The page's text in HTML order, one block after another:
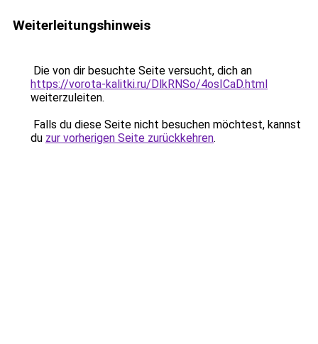
Weiterleitungshinweis
Die von dir besuchte Seite versucht, dich an
https://vorota-kalitki.ru/DlkRNSo/4osICaD.html
weiterzuleiten.
Falls du diese Seite nicht besuchen möchtest, kannst
du zur vorherigen Seite zurückkehren.